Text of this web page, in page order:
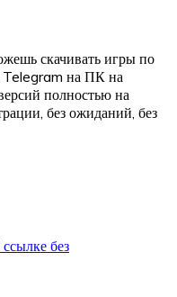
скачивать игры по
Telegram на ПК на
полностью на
без ожиданий, без